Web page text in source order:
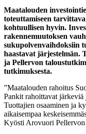
Maatalouden
toteuttamiseen
kohtuullisen hyvin.
rakennemuutoksen
sukupolvenvaihdoksiin
haastavat järjestelmän.
ja Pellervon
tutkimuksesta.
”Maatalouden rahoitus
Pankit rahoittavat
Tuottajien osaaminen ja
aikaisempaa
Kyösti Arovuori Pellervon